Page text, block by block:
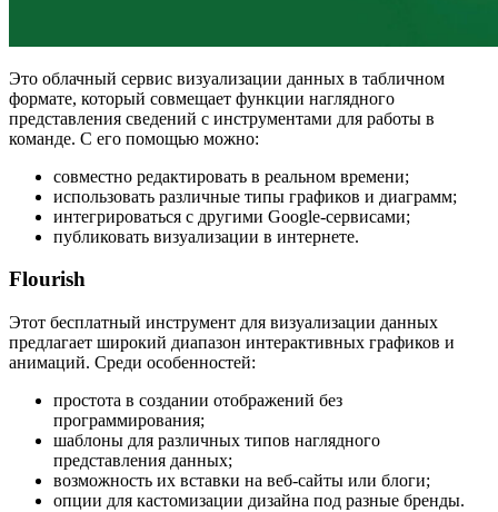
Это облачный сервис визуализации данных в табличном
формате, который совмещает функции наглядного
представления сведений с инструментами для работы в
команде. С его помощью можно:
совместно редактировать в реальном времени;
использовать различные типы графиков и диаграмм;
интегрироваться с другими Google-сервисами;
публиковать визуализации в интернете.
Flourish
Этот бесплатный инструмент для визуализации данных
предлагает широкий диапазон интерактивных графиков и
анимаций. Среди особенностей:
простота в создании отображений без
программирования;
шаблоны для различных типов наглядного
представления данных;
возможность их вставки на веб-сайты или блоги;
опции для кастомизации дизайна под разные бренды.